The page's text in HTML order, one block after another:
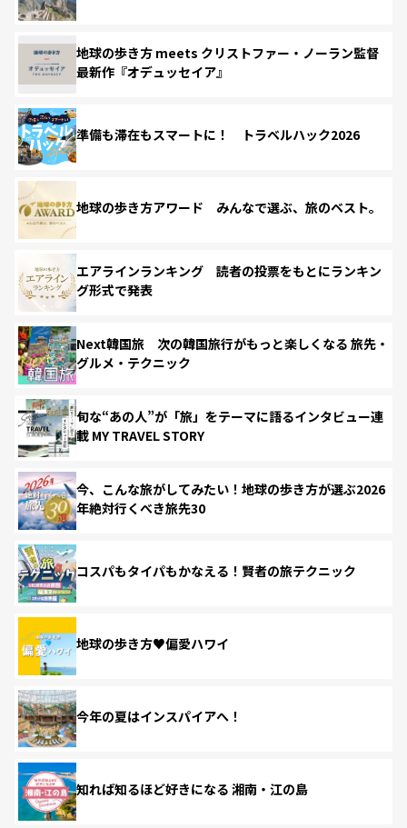
地球の歩き方 meets クリストファー・ノーラン監督
最新作『オデュッセイア』
準備も滞在もスマートに！ トラベルハック2026
地球の歩き方アワード みんなで選ぶ、旅のベスト。
エアラインランキング 読者の投票をもとにランキン
グ形式で発表
Next韓国旅 次の韓国旅行がもっと楽しくなる 旅先・
グルメ・テクニック
旬な“あの人”が「旅」をテーマに語るインタビュー連
載 MY TRAVEL STORY
今、こんな旅がしてみたい！地球の歩き方が選ぶ2026
年絶対行くべき旅先30
コスパもタイパもかなえる！賢者の旅テクニック
地球の歩き方♥偏愛ハワイ
今年の夏はインスパイアへ！
知れば知るほど好きになる 湘南・江の島